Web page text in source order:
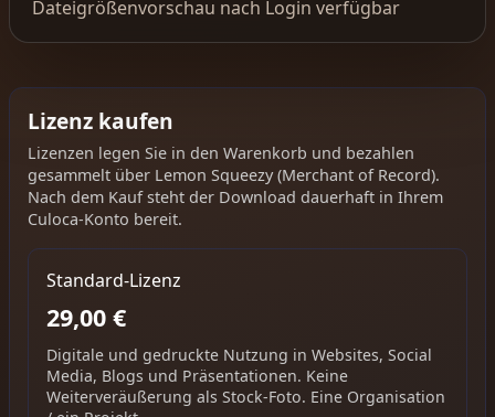
Dateigrößenvorschau nach Login verfügbar
Lizenz kaufen
Lizenzen legen Sie in den Warenkorb und bezahlen
gesammelt über Lemon Squeezy (Merchant of Record).
Nach dem Kauf steht der Download dauerhaft in Ihrem
Culoca-Konto bereit.
Standard-Lizenz
29,00 €
Digitale und gedruckte Nutzung in Websites, Social
Media, Blogs und Präsentationen. Keine
Weiterveräußerung als Stock-Foto. Eine Organisation